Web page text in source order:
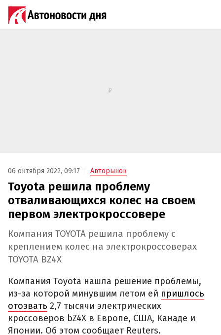
06 октября 2022, 09:17 Авторынок
Toyota решила проблему
отваливающихся колес на своем
первом электрокроссовере
Компания TOYOTA решила проблему с
креплением колес на электрокроссоверах
TOYOTA BZ4X
Компания Toyota нашла решение проблемы,
из-за которой минувшим летом ей пришлось
отозвать 2,7 тысячи электрических
кроссоверов bZ4X в Европе, США, Канаде и
Японии. Об этом сообщает Reuters.